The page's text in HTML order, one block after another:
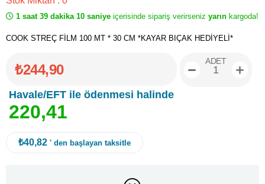
1 saat 39 dakika 10 saniye içerisinde sipariş verirseniz yarın kargoda!
COOK STREÇ FİLM 100 MT * 30 CM *KAYAR BIÇAK HEDİYELİ*
₺244,90
Havale/EFT ile ödenmesi halinde
220,41
ADET
₺40,82 ' den başlayan taksitle